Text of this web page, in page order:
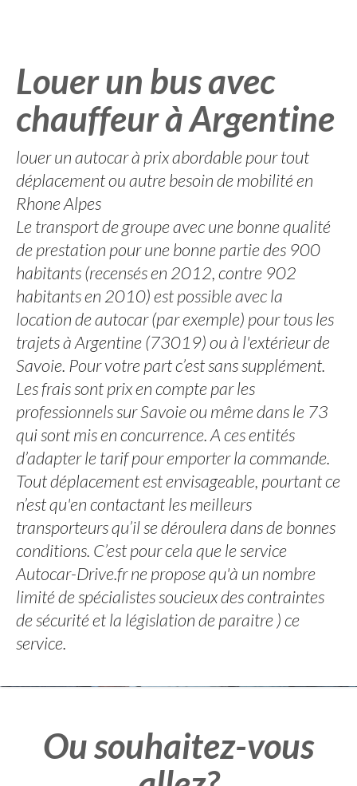
Louer un bus avec
chauffeur à Argentine
louer un autocar à prix abordable pour tout
déplacement ou autre besoin de mobilité en
Rhone Alpes
Le transport de groupe avec une bonne qualité
de prestation pour une bonne partie des 900
habitants (recensés en 2012, contre 902
habitants en 2010) est possible avec la
location de autocar (par exemple) pour tous les
trajets à Argentine (73019) ou à l'extérieur de
Savoie. Pour votre part c’est sans supplément.
Les frais sont prix en compte par les
professionnels sur Savoie ou même dans le 73
qui sont mis en concurrence. A ces entités
d’adapter le tarif pour emporter la commande.
Tout déplacement est envisageable, pourtant ce
n’est qu'en contactant les meilleurs
transporteurs qu’il se déroulera dans de bonnes
conditions. C’est pour cela que le service
Autocar-Drive.fr ne propose qu'à un nombre
limité de spécialistes soucieux des contraintes
de sécurité et la législation de paraitre ) ce
service.
Ou souhaitez-vous